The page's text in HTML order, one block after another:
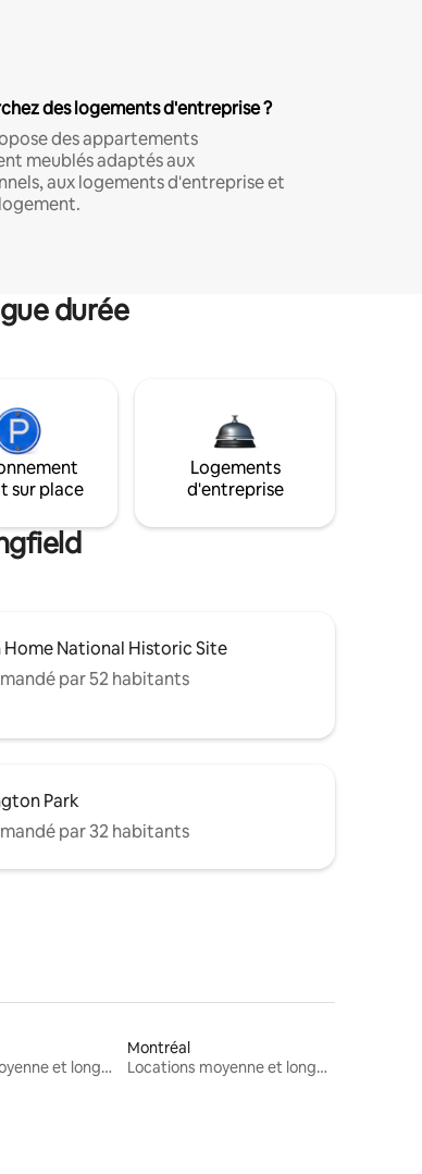
des logements d'entreprise ?
des appartements
meublés adaptés aux
aux logements d'entreprise et
durée
sur place
Logements
d'entreprise
Home National Historic Site
par 52 habitants
Park
par 32 habitants
Locations moyenne et longue durée
Montréal
Locations moyenne et longue durée